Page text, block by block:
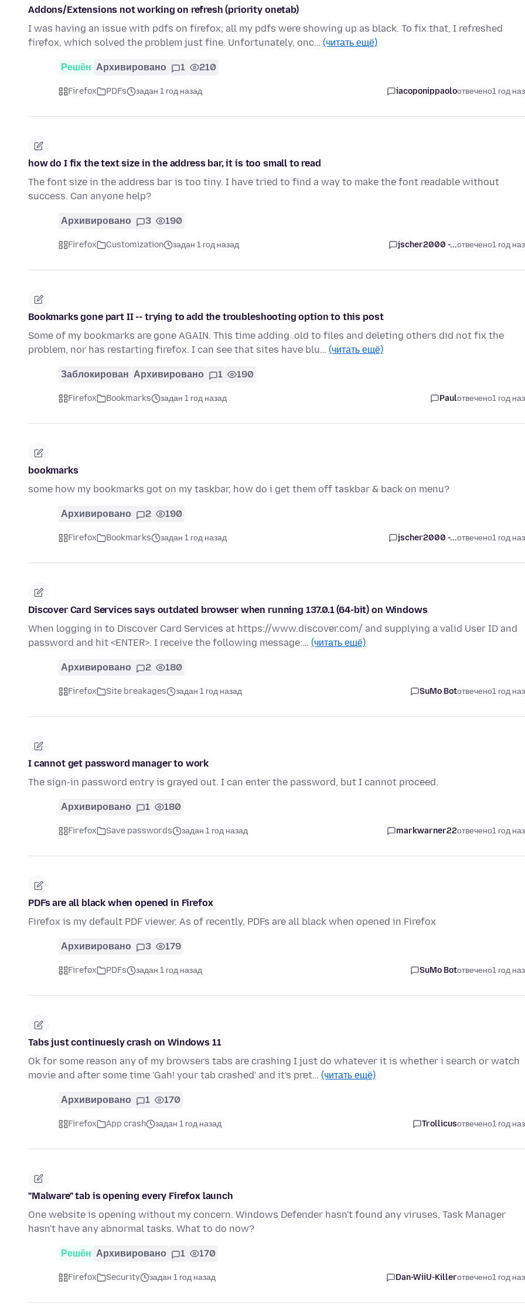
Addons/Extensions not working on refresh (priority onetab)
I was having an issue with pdfs on firefox; all my pdfs were showing up as black. To fix that, I refreshed
firefox, which solved the problem just fine. Unfortunately, onc… (читать ещё)
Решён Архивировано 1 210
Firefox PDFs задан 1 год назад iacoponippaoloотвечено1 год
how do I fix the text size in the address bar, it is too small to read
The font size in the address bar is too tiny. I have tried to find a way to make the font readable without
success. Can anyone help?
Архивировано 3 190
Firefox Customization задан 1 год назад jscher2000 -...отвечено1 год
Bookmarks gone part II -- trying to add the troubleshooting option to this post
Some of my bookmarks are gone AGAIN. This time adding .old to files and deleting others did not fix the
problem, nor has restarting firefox. I can see that sites have blu… (читать ещё)
Заблокирован Архивировано 1 190
Firefox Bookmarks задан 1 год назад Paulотвечено1 год
bookmarks
some how my bookmarks got on my taskbar, how do i get them off taskbar & back on menu?
Архивировано 2 190
Firefox Bookmarks задан 1 год назад jscher2000 -...отвечено1 год
Discover Card Services says outdated browser when running 137.0.1 (64-bit) on Windows
When logging in to Discover Card Services at https://www.discover.com/ and supplying a valid User ID and
password and hit <ENTER>. I receive the following message:… (читать ещё)
Архивировано 2 180
Firefox Site breakages задан 1 год назад SuMo Botотвечено1 год
I cannot get password manager to work
The sign-in password entry is grayed out. I can enter the password, but I cannot proceed.
Архивировано 1 180
Firefox Save passwords задан 1 год назад markwarner22отвечено1 год
PDFs are all black when opened in Firefox
Firefox is my default PDF viewer. As of recently, PDFs are all black when opened in Firefox
Архивировано 3 179
Firefox PDFs задан 1 год назад SuMo Botотвечено1 год
Tabs just continuesly crash on Windows 11
Ok for some reason any of my browsers tabs are crashing I just do whatever it is whether i search or watch
movie and after some time 'Gah! your tab crashed' and it's pret… (читать ещё)
Архивировано 1 170
Firefox App crash задан 1 год назад Trollicusотвечено1 год
"Malware" tab is opening every Firefox launch
One website is opening without my concern. Windows Defender hasn't found any viruses, Task Manager
hasn't have any abnormal tasks. What to do now?
Решён Архивировано 1 170
Firefox Security задан 1 год назад Dan-WiiU-Killerотвечено1 год